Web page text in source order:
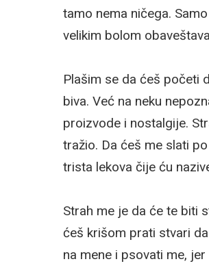
tamo nema ničega.
velikim bolom
Plašim se da ćeš početi
biva. Već na neku
proizvode i nostalgije.
tražio. Da ćeš me slati
trista lekova čije ću
Strah me je da će te biti
ćeš krišom prati stvari
na mene i psovati me,